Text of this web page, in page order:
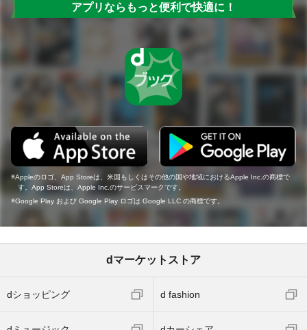
アプリならもっと便利で快適に！
Appleのロゴ、App Storeは、米国もしくはその他の国や地域におけるApple Inc.の商標で
す。App Storeは、Apple Inc.のサービスマークです。
Google Play および Google Play ロゴは Google LLC の商標です。
dマーケットストア
dショッピング d fashion